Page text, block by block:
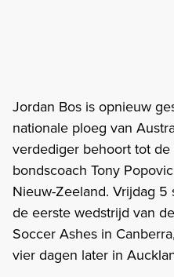
Jordan Bos is opnieuw
nationale ploeg van
verdediger behoort tot
bondscoach Tony
Nieuw-Zeeland. Vrijdag
de eerste wedstrijd van
Soccer Ashes in
vier dagen later in